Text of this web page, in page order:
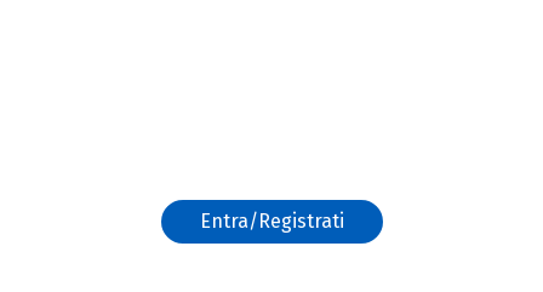
Entra/Registrati